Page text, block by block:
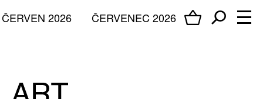
ČERVENEC 2026
ČERVEN 2026